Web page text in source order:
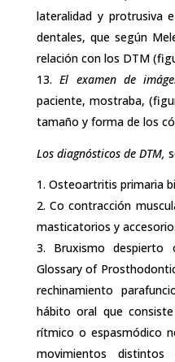
lateralidad y protrusiva
dentales, que según
relación con los DTM
El examen de
paciente, mostraba,
tamaño y forma de los
Los diagnósticos de DTM,
Osteoartritis primaria
Co contracción
masticatorios y
Bruxismo
Glossary of
rechinamiento
hábito oral que
rítmico o espasmódico
movimientos